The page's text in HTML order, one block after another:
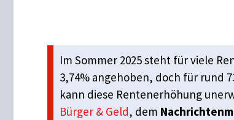
Im Sommer 2025 steht für viele
3,74% angehoben, doch für rund
kann diese Rentenerhöhung
Bürger & Geld, dem